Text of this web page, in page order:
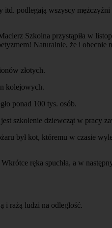
podlegają wszyscy
Szkolna przystąpiła w
Naturalnie, że i
złotych.
kolejowych.
ponad 100 tys. osób.
szkolenie dziewcząt w pracy
był kot, któremu w czasie
ręka spuchła, a w
i rażą ludzi na odległość.